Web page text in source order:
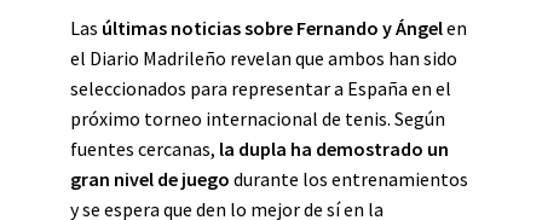
Las últimas noticias sobre Fernando y Ángelen
el Diario Madrileño revelan que ambos han sido
seleccionados para representar a España en el
próximo torneo internacional de tenis. Según
fuentes cercanas, la dupla ha demostrado un
gran nivel de juego durante los entrenamientos
y se espera que den lo mejor de sí en la